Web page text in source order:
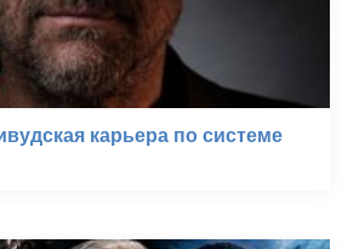
карьера по системе